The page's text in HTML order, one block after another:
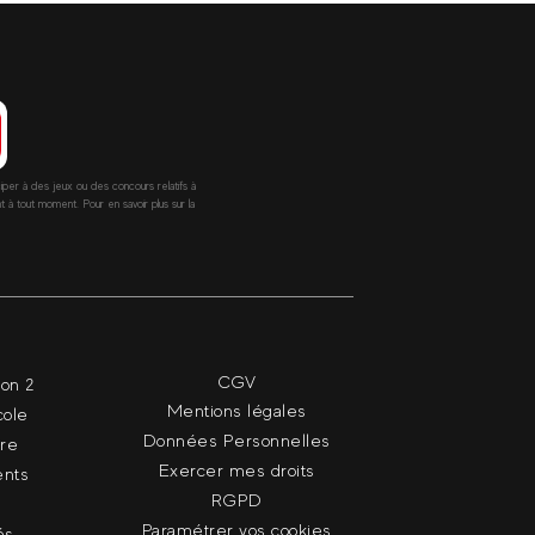
à des jeux ou des concours relatifs à
tout moment. Pour en savoir plus sur la
2
CGV
Mentions légales
Données Personnelles
Exercer mes droits
RGPD
Paramétrer vos cookies